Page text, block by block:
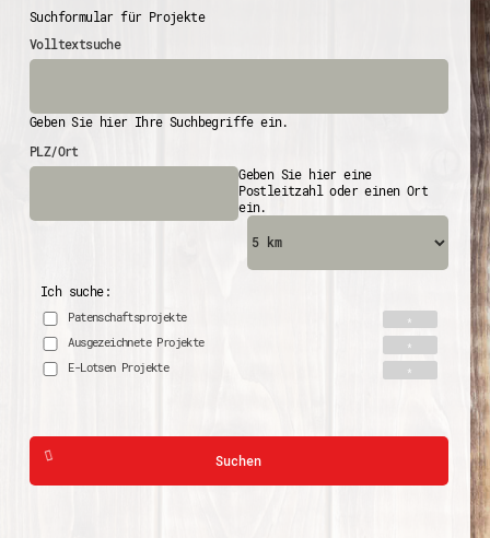
Suchformular für Projekte
Volltextsuche
Geben Sie hier Ihre Suchbegriffe ein.
PLZ/Ort
Geben Sie hier eine
Postleitzahl oder einen Ort
ein.
Ich suche:
Patenschaftsprojekte
Ausgezeichnete Projekte
E-Lotsen Projekte
Suchen